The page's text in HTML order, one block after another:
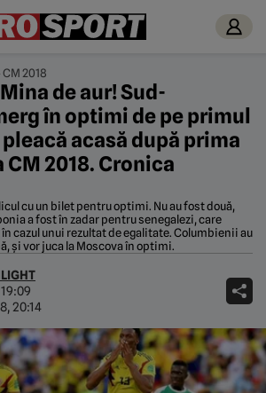
CM 2018
de aur! Sud-
în optimi de pe primul
pleacă acasă după prima
2018. Cronica
cu un bilet pentru optimi. Nu au fost două,
a fost în zadar pentru senegalezi, care
cazul unui rezultat de egalitate. Columbienii au
și vor juca la Moscova în optimi.
20:14